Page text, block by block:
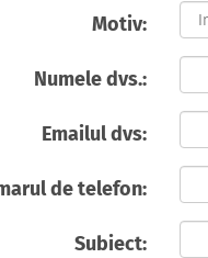
Motiv:
Numele dvs.:
Emailul dvs:
de telefon:
Subiect: